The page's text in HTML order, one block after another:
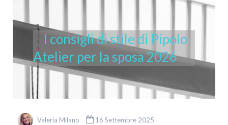
I consigli di stile di Pipolo
Atelier per la sposa 2026
Valeria Milano 16 Settembre 2025